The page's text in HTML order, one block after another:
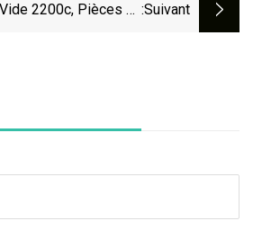
Machine À Eaux Grasses Petites
2200c, Pièces En :suivant